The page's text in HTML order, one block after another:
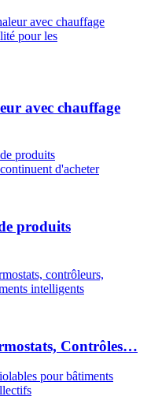
avec chauffage
produits
Contrôles…